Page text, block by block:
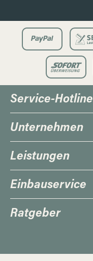
Service-Hotline
Unternehmen
Leistungen
Einbauservice
Ratgeber